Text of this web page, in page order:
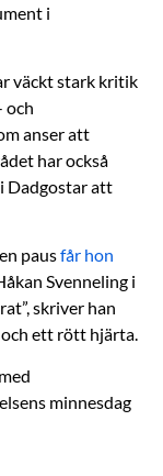
i
väckt stark kritik
och
anser att
har också
Dadgostar att
pausfår hon
Svenneling i
skriver han
och ett rött hjärta.
minnesdag